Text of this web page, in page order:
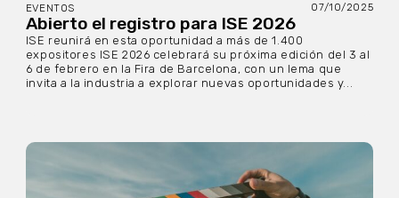
EVENTOS 07/10/2025
Abierto el registro para ISE 2026
ISE reunirá en esta oportunidad a más de 1.400
expositores ISE 2026 celebrará su próxima edición del 3 al
6 de febrero en la Fira de Barcelona, con un lema que
invita a la industria a explorar nuevas oportunidades y...